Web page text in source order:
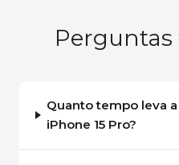
Perguntas
Quanto tempo leva
iPhone 15 Pro?